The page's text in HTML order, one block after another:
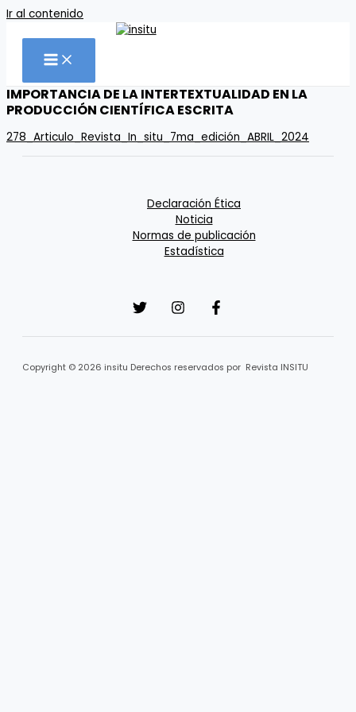
Ir al contenido
IMPORTANCIA DE LA INTERTEXTUALIDAD EN LA
PRODUCCIÓN CIENTÍFICA ESCRITA
278_Articulo_Revista_In_situ_7ma_edición_ABRIL_2024
Declaración Ética
Noticia
Normas de publicación
Estadística
Copyright © 2026 insitu Derechos reservados por Revista INSITU